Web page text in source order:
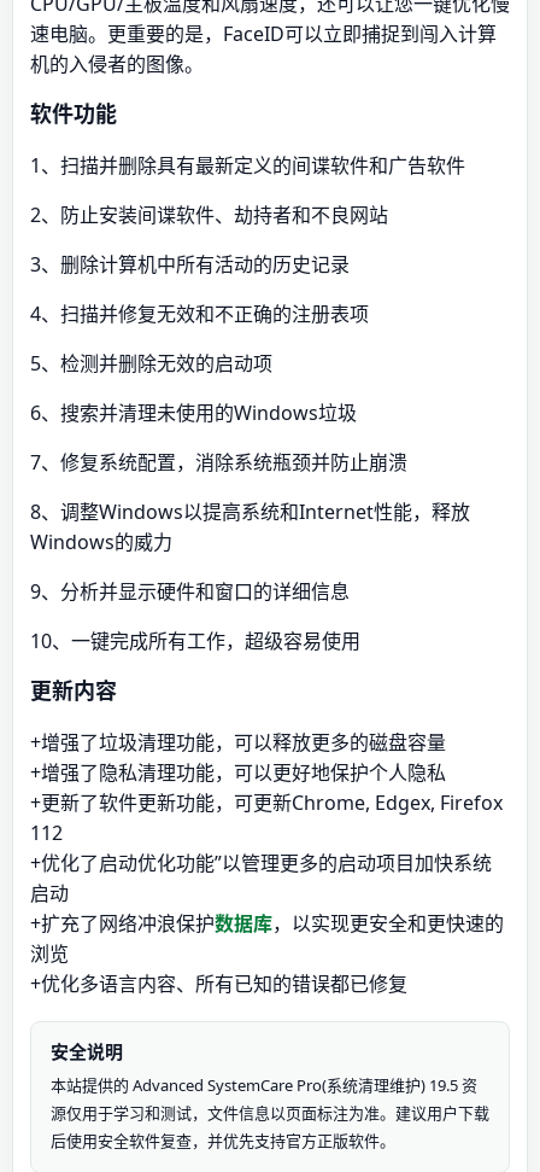
速电脑。更重要的是，FaceID可以立即捕捉到闯入计算
机的入侵者的图像。
软件功能
1、扫描并删除具有最新定义的间谍软件和广告软件
2、防止安装间谍软件、劫持者和不良网站
3、删除计算机中所有活动的历史记录
4、扫描并修复无效和不正确的注册表项
5、检测并删除无效的启动项
6、搜索并清理未使用的Windows垃圾
7、修复系统配置，消除系统瓶颈并防止崩溃
8、调整Windows以提高系统和Internet性能，释放
Windows的威力
9、分析并显示硬件和窗口的详细信息
10、一键完成所有工作，超级容易使用
更新内容
+增强了垃圾清理功能，可以释放更多的磁盘容量
+增强了隐私清理功能，可以更好地保护个人隐私
+更新了软件更新功能，可更新Chrome, Edgex, Firefox
112
+优化了启动优化功能”以管理更多的启动项目加快系统
启动
+扩充了网络冲浪保护数据库，以实现更安全和更快速的
浏览
+优化多语言内容、所有已知的错误都已修复
安全说明
本站提供的 Advanced SystemCare Pro(系统清理维护) 19.5 资
源仅用于学习和测试，文件信息以页面标注为准。建议用户下载
后使用安全软件复查，并优先支持官方正版软件。